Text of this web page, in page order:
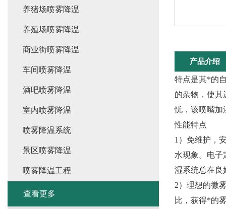
产品介绍
特点是其*的
的杂物，使其
忧，该喷嘴加
性能特点
1）免维护，
水现象。电子
湿系统总在良
2）理想的微
比，获得*的
养猪场喷雾降温
养殖场喷雾降温
商业街喷雾降温
车间喷雾降温
酒吧喷雾降温
室内喷雾降温
喷雾降温系统
景区喷雾降温
喷雾降温工程
查看更多